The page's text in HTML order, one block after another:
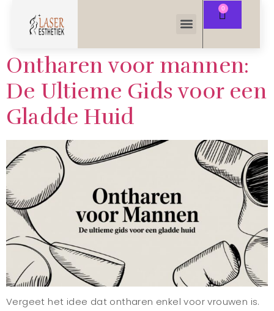
Ontharen voor mannen:
De Ultieme Gids voor een
Gladde Huid
Vergeet het idee dat ontharen enkel voor vrouwen is.